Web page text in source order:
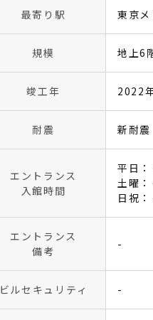
最寄り駅 東京
規模 地上6
竣工年 2022
耐震 新耐震
エントランス
入館時間
平日
土曜
日祝
エントランス
備考
-
ビルセキュリティ -